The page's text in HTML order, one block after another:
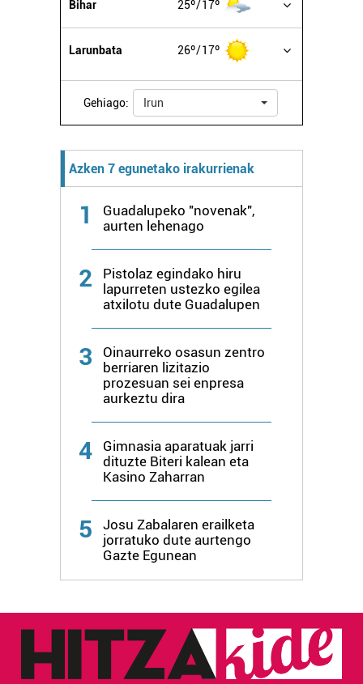
Bihar 25º 17º
Larunbata 26º 17º
Gehiago: Irun
Azken 7 egunetako irakurrienak
1
Guadalupeko "novenak",
aurten lehenago
2
Pistolaz egindako hiru
lapurreten ustezko egilea
atxilotu dute Guadalupen
3
Oinaurreko osasun zentro
berriaren lizitazio
prozesuan sei enpresa
aurkeztu dira
4
Gimnasia aparatuak jarri
dituzte Biteri kalean eta
Kasino Zaharran
5
Josu Zabalaren erailketa
jorratuko dute aurtengo
Gazte Egunean